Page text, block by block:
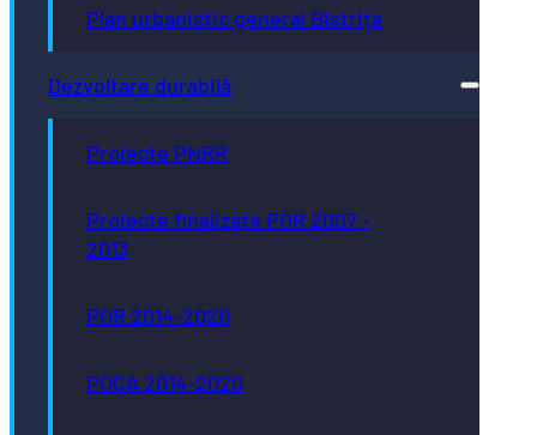
Plan urbanistic general Bistrița
Dezvoltare durabilă
Proiecte PNRR
Proiecte finalizate POR 2007 -
2013
POR 2014-2020
POCA 2014-2020